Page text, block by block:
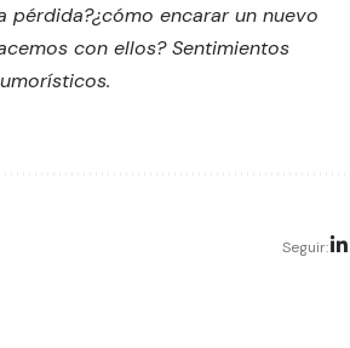
encarar un nuevo
con ellos? Sentimientos
Seguir: